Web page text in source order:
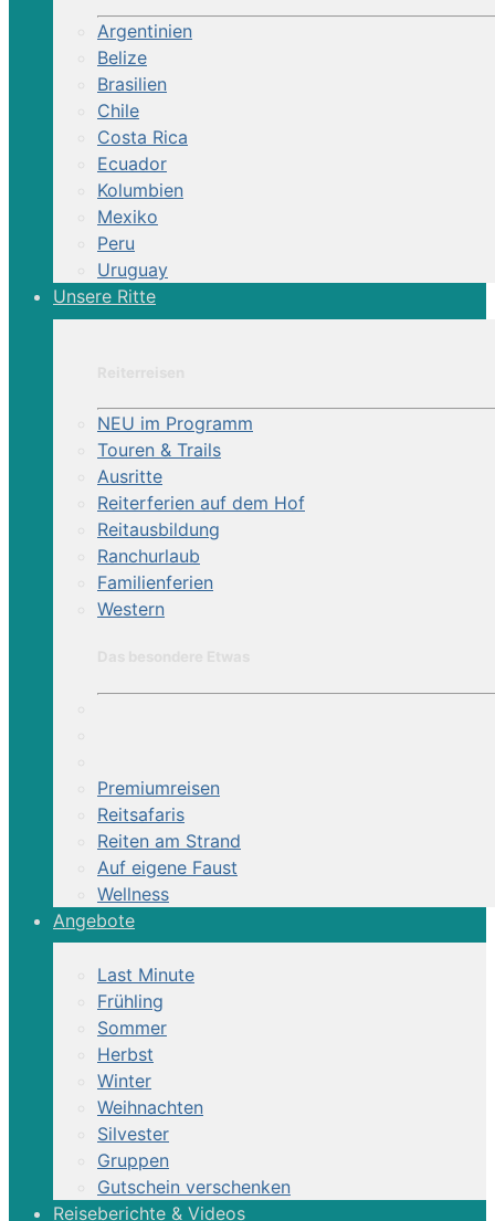
Argentinien
Belize
Brasilien
Chile
Costa Rica
Ecuador
Kolumbien
Mexiko
Peru
Uruguay
Unsere Ritte
NEU im Programm
Touren & Trails
Ausritte
Reiterferien auf dem Hof
Reitausbildung
Ranchurlaub
Familienferien
Western
Premiumreisen
Reitsafaris
Reiten am Strand
Auf eigene Faust
Wellness
Angebote
Last Minute
Frühling
Sommer
Herbst
Winter
Weihnachten
Silvester
Gruppen
Gutschein verschenken
Reiseberichte & Videos